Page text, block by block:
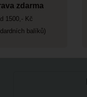
zdarma
1500,- Kč
balíků)